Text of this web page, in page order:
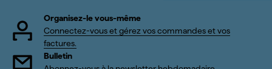
Organisez-le vous-même
Connectez-vous et gérez vos commandes et vos
factures.
Bulletin